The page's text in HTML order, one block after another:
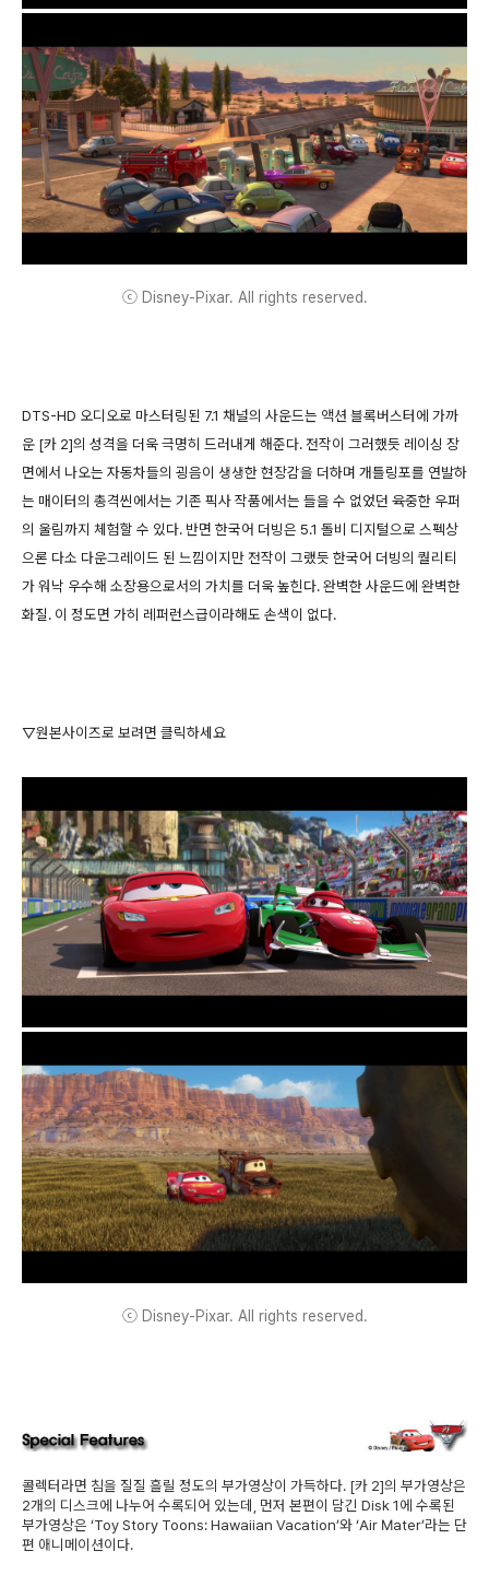
ⓒ Disney-Pixar. All rights reserved.
DTS-HD 오디오로 마스터링된 7.1 채널의 사운드는 액션 블록버스터에 가까
운 [카 2]의 성격을 더욱 극명히 드러내게 해준다. 전작이 그러했듯 레이싱 장
면에서 나오는 자동차들의 굉음이 생생한 현장감을 더하며 개틀링포를 연발하
는 매이터의 총격씬에서는 기존 픽사 작품에서는 들을 수 없었던 육중한 우퍼
의 울림까지 체험할 수 있다. 반면 한국어 더빙은 5.1 돌비 디지털으로 스펙상
으론 다소 다운그레이드 된 느낌이지만 전작이 그랬듯 한국어 더빙의 퀄리티
가 워낙 우수해 소장용으로서의 가치를 더욱 높힌다. 완벽한 사운드에 완벽한
화질. 이 정도면 가히 레퍼런스급이라해도 손색이 없다.
▽원본사이즈로 보려면 클릭하세요
ⓒ Disney-Pixar. All rights reserved.
콜렉터라면 침을 질질 흘릴 정도의 부가영상이 가득하다. [카 2]의 부가영상은
2개의 디스크에 나누어 수록되어 있는데, 먼저 본편이 담긴 Disk 1에 수록된
부가영상은 ‘Toy Story Toons: Hawaiian Vacation’와 ‘Air Mater’라는 단
편 애니메이션이다.